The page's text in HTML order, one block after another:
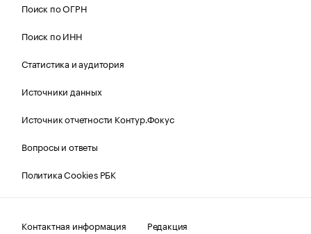
Поиск по ОГРН
Поиск по ИНН
Статистика и аудитория
Источники данных
Источник отчетности Контур.Фокус
Вопросы и ответы
Политика Cookies РБК
Контактная информация Редакция